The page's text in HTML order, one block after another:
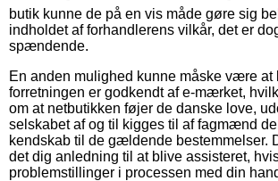
butik kunne de på en vis måde gøre sig
indholdet af forhandlerens vilkår, det er
spændende.
En anden mulighed kunne måske være at
forretningen er godkendt af e-mærket,
om at netbutikken føjer de danske love,
selskabet af og til kigges til af fagmænd
kendskab til de gældende bestemmelser.
det dig anledning til at blive assisteret,
problemstillinger i processen med din